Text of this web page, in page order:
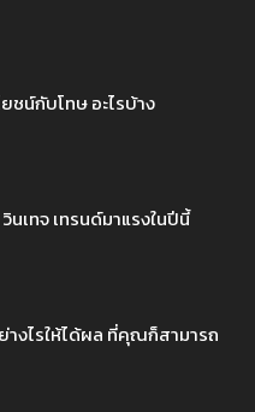
ชน์กับโทษ อะไรบ้าง
เทจ เทรนด์มาแรงในปีนี้
างไรให้ได้ผล ที่คุณก็สามารถ